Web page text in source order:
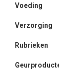
Voeding
Verzorging
Rubrieken